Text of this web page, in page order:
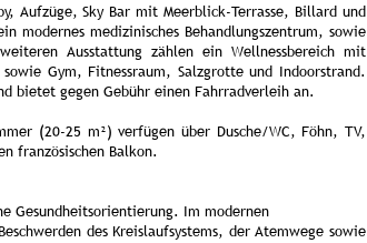
Aufzüge, Sky Bar mit Meerblick-Terrasse, Billard und
modernes medizinisches Behandlungszentrum, sowie
Ausstattung zählen ein Wellnessbereich mit
Gym, Fitnessraum, Salzgrotte und Indoorstrand.
bietet gegen Gebühr einen Fahrradverleih an.
(20-25 m²) verfügen über Dusche/WC, Föhn, TV,
französischen Balkon.
Gesundheitsorientierung. Im modernen
des Kreislaufsystems, der Atemwege sowie